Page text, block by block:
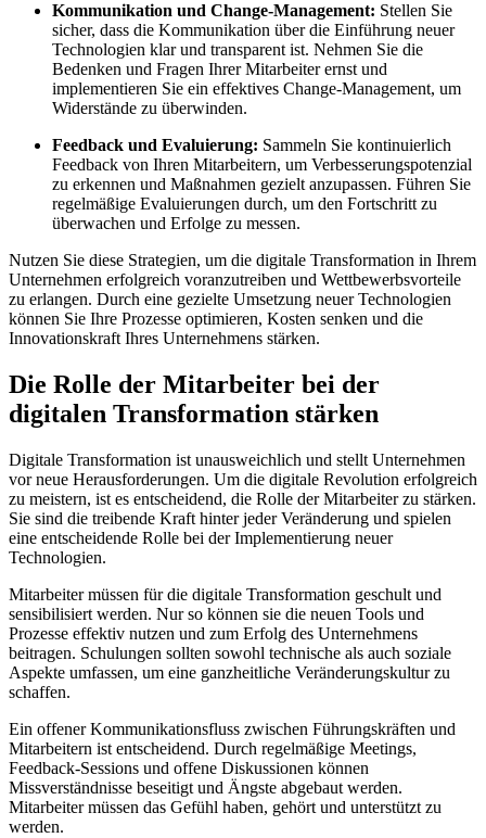
Kommunikation und ⁣Change-Management: Stellen⁤ Sie
sicher,‍ dass die Kommunikation über ‌die Einführung neuer
Technologien klar⁣ und ⁤transparent ist. Nehmen Sie die
⁢Bedenken⁤ und ⁢Fragen Ihrer Mitarbeiter ernst und
implementieren Sie ein ⁢effektives Change-Management, um
Widerstände ‍zu überwinden.
Feedback ‌und​ Evaluierung: Sammeln Sie kontinuierlich
Feedback von Ihren Mitarbeitern, ​um ‌Verbesserungspotenzial
zu erkennen und Maßnahmen gezielt anzupassen. Führen Sie
regelmäßige Evaluierungen⁣ durch,‍ um den Fortschritt zu
überwachen und Erfolge zu ‍messen.⁤
Nutzen‍ Sie diese Strategien, um die digitale ‍Transformation⁢ in⁤ Ihrem
Unternehmen erfolgreich voranzutreiben und ⁤Wettbewerbsvorteile
zu erlangen. Durch ‌eine gezielte Umsetzung neuer​ Technologien
können ⁢Sie Ihre Prozesse ⁣optimieren, Kosten senken und die
Innovationskraft Ihres Unternehmens⁢ stärken.
Die Rolle​ der Mitarbeiter⁤ bei ‌der
digitalen Transformation ⁣stärken
Digitale⁢ Transformation ​ist‌ unausweichlich und stellt Unternehmen​
vor neue Herausforderungen. Um die ⁤digitale Revolution erfolgreich
zu​ meistern, ist es entscheidend,‌ die Rolle der Mitarbeiter zu stärken.
Sie sind die ​treibende Kraft ⁤hinter jeder Veränderung‍ und spielen
eine entscheidende ⁤Rolle ⁢bei der Implementierung neuer
Technologien.
Mitarbeiter⁣ müssen für ‍die ‌digitale Transformation ⁣geschult⁣ und
sensibilisiert werden. Nur ⁤so können sie​ die neuen Tools und
Prozesse effektiv ‍nutzen und zum Erfolg des Unternehmens
beitragen. Schulungen sollten sowohl‌ technische als auch ⁣soziale
Aspekte umfassen,​ um ​eine ganzheitliche Veränderungskultur zu
schaffen.
Ein offener⁤ Kommunikationsfluss zwischen Führungskräften und
⁢Mitarbeitern⁤ ist entscheidend. Durch regelmäßige ‌Meetings,
Feedback-Sessions und offene⁣ Diskussionen können
Missverständnisse beseitigt‌ und Ängste abgebaut werden.
Mitarbeiter⁢ müssen das Gefühl‍ haben, gehört und ⁤unterstützt zu
werden.